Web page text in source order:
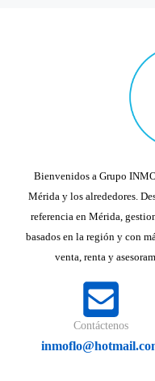
Bienvenidos a Grupo
Mérida y los alrededores.
referencia en Mérida,
basados en la región y con
venta, renta y
Contáctenos